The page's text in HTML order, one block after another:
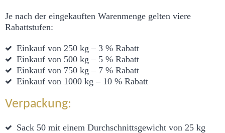
Je nach der eingekauften Warenmenge gelten viere
Rabattstufen:
Einkauf von 250 kg – 3 % Rabatt
Einkauf von 500 kg – 5 % Rabatt
Einkauf von 750 kg – 7 % Rabatt
Einkauf von 1000 kg – 10 % Rabatt
Verpackung:
Sack 50 mit einem Durchschnittsgewicht von 25 kg